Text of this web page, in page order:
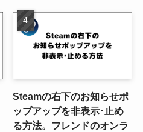
Steamの右下のお知らせポ
ップアップを非表示･止め
る方法。フレンドのオンラ